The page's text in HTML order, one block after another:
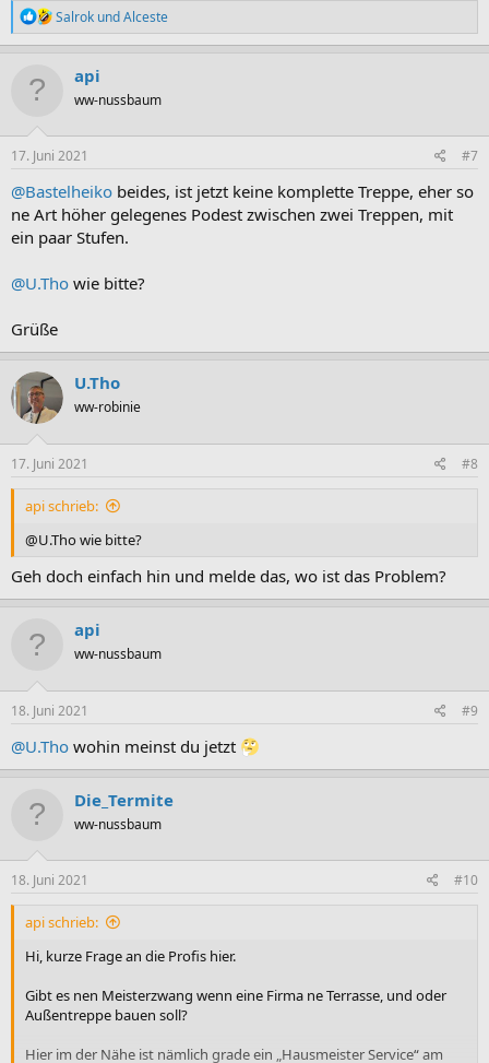
R
e
a
n
e
:
Salrok undAlceste
api
ww-nussbaum
17. Juni 2021 #7
@Bastelheiko beides, ist jetzt keine komplette Treppe, eher so
ne Art höher gelegenes Podest zwischen zwei Treppen, mit
ein paar Stufen.
@U.Tho wie bitte?
Grüße
U.Tho
ww-robinie
17. Juni 2021 #8
api schrieb:
@U.Tho wie bitte?
Geh doch einfach hin und melde das, wo ist das Problem?
api
ww-nussbaum
18. Juni 2021 #9
@U.Tho wohin meinst du jetzt
Die_Termite
ww-nussbaum
18. Juni 2021 #10
api schrieb:
Hi, kurze Frage an die Profis hier.
Gibt es nen Meisterzwang wenn eine Firma ne Terrasse, und oder
Außentreppe bauen soll?
Hier im der Nähe ist nämlich grade ein „Hausmeister Service“ am